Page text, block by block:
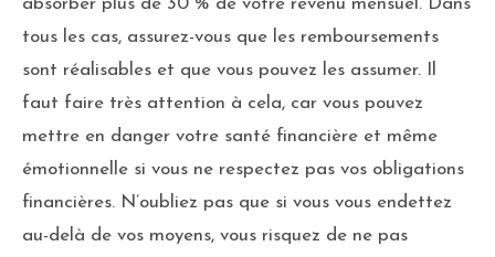
absorber plus de 30 % de votre revenu mensuel. Dans
tous les cas, assurez-vous que les remboursements
sont réalisables et que vous pouvez les assumer. Il
faut faire très attention à cela, car vous pouvez
mettre en danger votre santé financière et même
émotionnelle si vous ne respectez pas vos obligations
financières. N’oubliez pas que si vous vous endettez
au-delà de vos moyens, vous risquez de ne pas